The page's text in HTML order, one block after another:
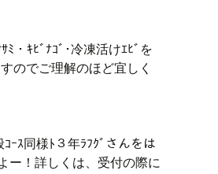
・ｷﾋﾞﾅｺﾞ･冷凍活けｴﾋﾞを
のでご理解のほど宜しく
ｰｽ同様ﾄ３年ﾗﾌｸﾞさんをは
ー！詳しくは、受付の際に